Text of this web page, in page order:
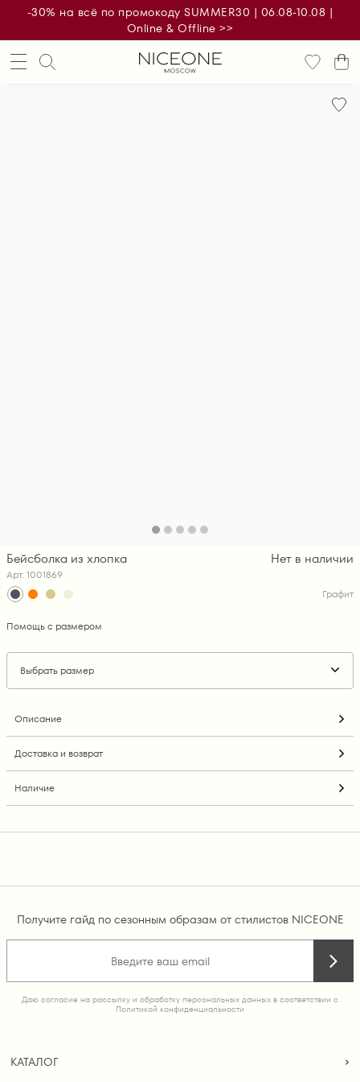
-30% на всё по промокоду SUMMER30 | 06.08-10.08 |
Online & Offline >>
Бейсболка из хлопка
Арт. 1001869
Нет в наличии
Графит
Помощь с размером
Выбрать размер
Описание
Доставка и возврат
Наличие
Получите гайд по сезонным образам от стилистов NICEONE
Даю согласие на рассылку и обработку персональных данных в соответствии с
Политикой конфиденциальности
КАТАЛОГ